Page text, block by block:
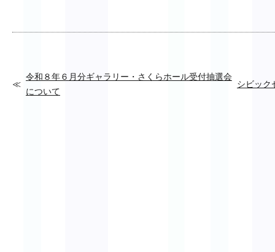
令和８年６月分ギャラリー・さくらホール受付抽選会
について
シビック